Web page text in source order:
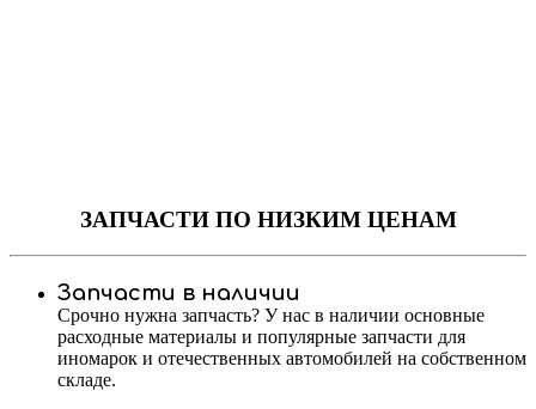
ЗАПЧАСТИПО НИЗКИМ ЦЕНАМ
Запчасти в наличии
Срочно нужна запчасть? У нас в наличии основные
расходные материалы и популярные запчасти для
иномарок и отечественных автомобилей на собственном
складе.